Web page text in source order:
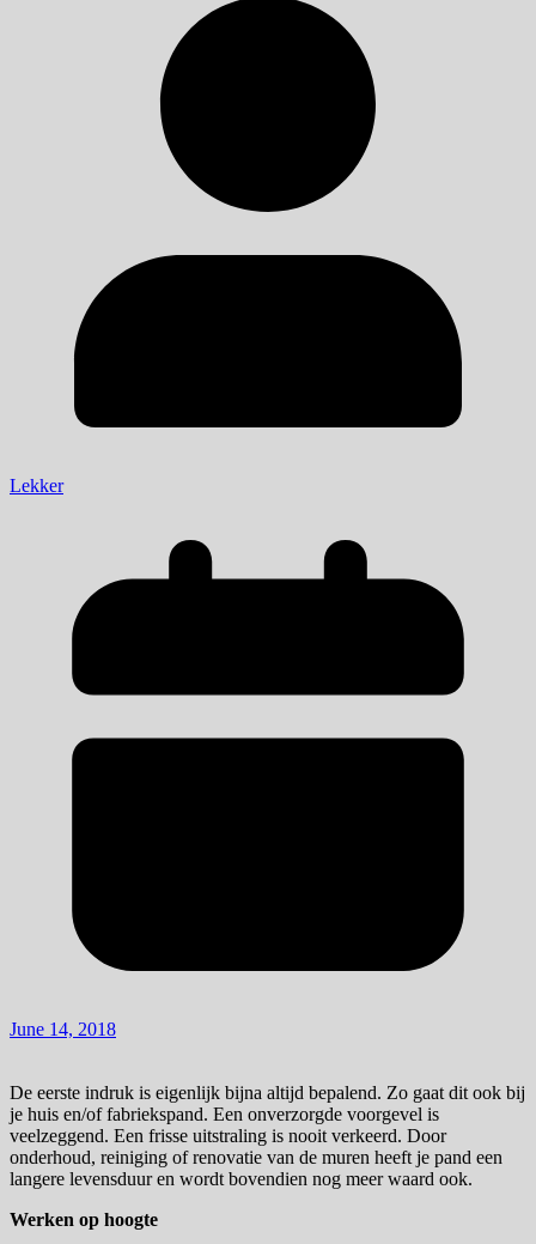
Lekker
June 14, 2018
De eerste indruk is eigenlijk bijna altijd bepalend. Zo gaat dit ook bij
je huis en/of fabriekspand. Een onverzorgde voorgevel is
veelzeggend. Een frisse uitstraling is nooit verkeerd. Door
onderhoud, reiniging of renovatie van de muren heeft je pand een
langere levensduur en wordt bovendien nog meer waard ook.
Werken op hoogte